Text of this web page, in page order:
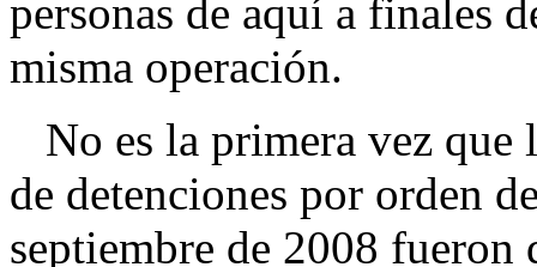
personas de aquí a finales
misma operación.
No es la primera vez que
de detenciones por orden
septiembre de 2008 fueron